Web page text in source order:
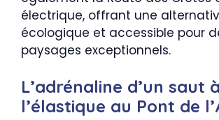
électrique, offrant une
écologique et accessible pour
paysages exceptionnels.
L’adrénaline d’un saut à
l’élastique au Pont de